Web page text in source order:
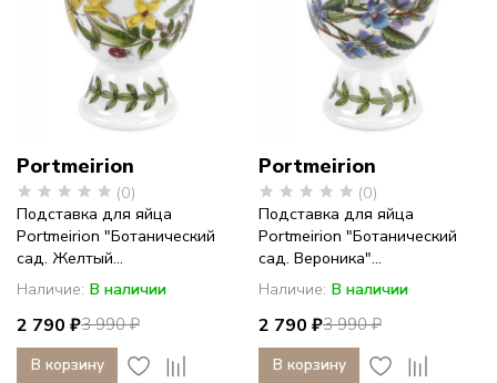
Portmeirion
(0)
Подставка для яйца
Portmeirion "Ботанический
сад. Желтый...
Наличие: В наличии
3 990 ₽
2 790 ₽
В корзину
Portmeirion
(0)
Подставка для яйца
Portmeirion "Ботанический
сад. Вероника"...
Наличие: В наличии
3 990 ₽
2 790 ₽
В корзину